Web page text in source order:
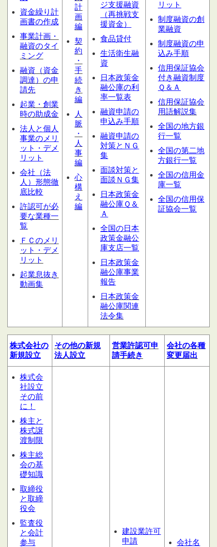
資金繰り計
画書の作成
事業計画・
融資のタイ
ミング
融資（資金
調達）の申
請先
起業・創業
時の助成金
法人と個人
事業のメリ
ット・デメ
リット
会社（法
人）形態徹
底比較
許認可が必
要な業種一
覧
ＦＣのメリ
ット・デメ
リット
起業息抜き
動画集
計
画
編
契
約
・
手
続
き
編
人
脈
・
人
事
編
心
構
え
編
ジ支援融資
（再挑戦支
援資金）
食品貸付
生活衛生融
資
日本政策金
融公庫の利
率一覧表
融資申請の
申込み手順
融資申請の
対策とＮＧ
集
面談対策と
面談ＮＧ集
日本政策金
融公庫Ｑ＆
Ａ
全国の日本
政策金融公
庫支店一覧
日本政策金
融公庫事業
報告
日本政策金
融公庫関連
法令集
リット
制度融資の創
業融資
制度融資の申
込み手順
信用保証協会
付き融資制度
Ｑ＆Ａ
信用保証協会
用語解説集
全国の地方銀
行一覧
全国の第二地
方銀行一覧
全国の信用金
庫一覧
全国の信用保
証協会一覧
株式会社の
新規設立
その他の新規
法人設立
営業許認可申
請手続き
会社の各種
変更届出
株式会
社設立
その前
に！
株主と
株式譲
渡制限
株主総
会の基
礎知識
取締役
と取締
役会
監査役
と会計
参与
建設業許可
申請
会社名